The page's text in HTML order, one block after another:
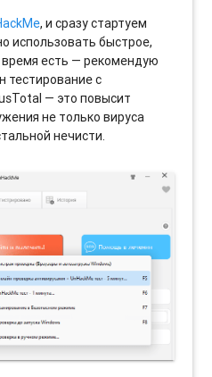
, и сразу стартуем
использовать быстрое,
время есть — рекомендую
тестирование с
— это повысит
не только вируса
нечисти.